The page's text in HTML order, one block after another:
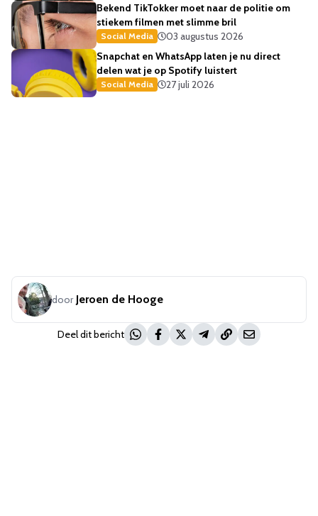
Bekend TikTokker moet naar de politie om
stiekem filmen met slimme bril
Social Media
03 augustus 2026
Snapchat en WhatsApp laten je nu direct
delen wat je op Spotify luistert
Social Media 27 juli 2026
door Jeroen de Hooge
Deel dit bericht